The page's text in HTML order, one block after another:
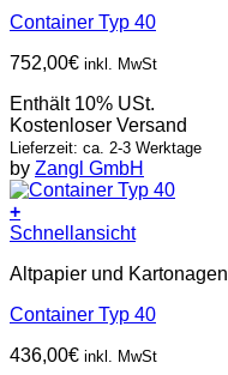
Container Typ 40
752,00€ inkl. MwSt
Enthält 10% USt.
Kostenloser Versand
Lieferzeit: ca. 2-3 Werktage
by Zangl GmbH
+
Schnellansicht
Altpapier und Kartonagen
Container Typ 40
436,00€ inkl. MwSt